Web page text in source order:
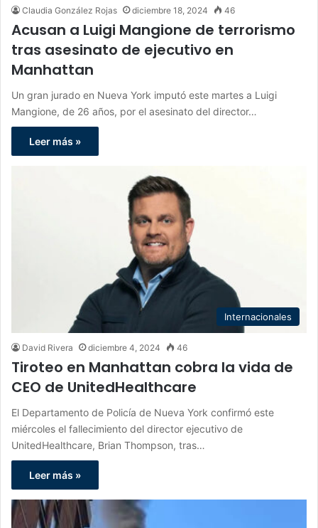
Claudia González Rojas diciembre 18, 2024 46
Acusan a Luigi Mangione de terrorismo
tras asesinato de ejecutivo en
Manhattan
Un gran jurado en Nueva York imputó este martes a Luigi
Mangione, de 26 años, por el asesinato del director…
Leer más »
Internacionales
David Rivera diciembre 4, 2024 46
Tiroteo en Manhattan cobra la vida de
CEO de UnitedHealthcare
El Departamento de Policía de Nueva York confirmó este
miércoles el fallecimiento del director ejecutivo de
UnitedHealthcare, Brian Thompson, tras…
Leer más »